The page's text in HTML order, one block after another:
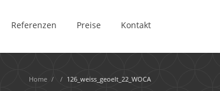
Referenzen Preise Kontakt
Home / / 126_weiss_geoelt_22_WOCA